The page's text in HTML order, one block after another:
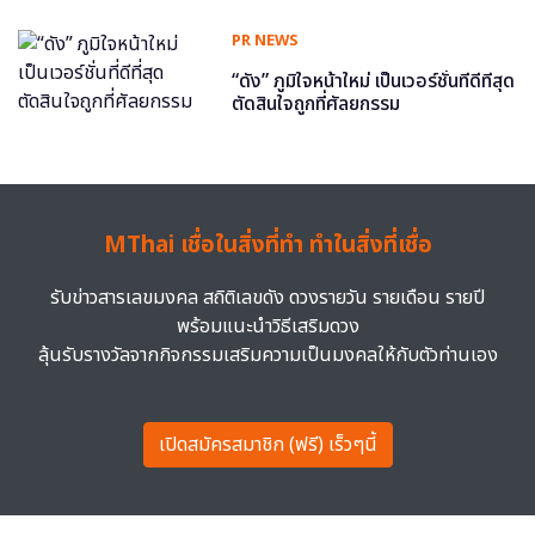
PR NEWS
“ดัง” ภูมิใจหน้าใหม่ เป็นเวอร์ชั่นที่ดีที่สุด
ตัดสินใจถูกที่ศัลยกรรม
MThai เชื่อในสิ่งที่ทำ ทำในสิ่งที่เชื่อ
รับข่าวสารเลขมงคล สถิติเลขดัง ดวงรายวัน รายเดือน รายปี
พร้อมแนะนำวิธีเสริมดวง
ลุ้นรับรางวัลจากกิจกรรมเสริมความเป็นมงคลให้กับตัวท่านเอง
เปิดสมัครสมาชิก (ฟรี) เร็วๆนี้